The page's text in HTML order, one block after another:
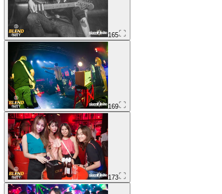
165
169
173